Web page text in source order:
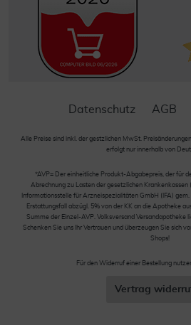
Datenschutz AGB
Alle Preise sind inkl. der gestzlichen MwSt.
erfolgt nur innerhalb von
*AVP= Der einheitliche Produkt-Abgabepreis, der für
Abrechnung zu Lasten der gesetzlichen
Informationsstelle für Arzneispezialitäten GmbH (IFA) gem.
Erstattungsfall abzügl. 5% von der KK an die Apotheke
Summe der Einzel-AVP. Volksversand Versandapotheke
Schenken Sie uns Ihr Vertrauen und überzeugen Sie sich
Shops!
Für den Widerruf einer Bestellung
Vertrag